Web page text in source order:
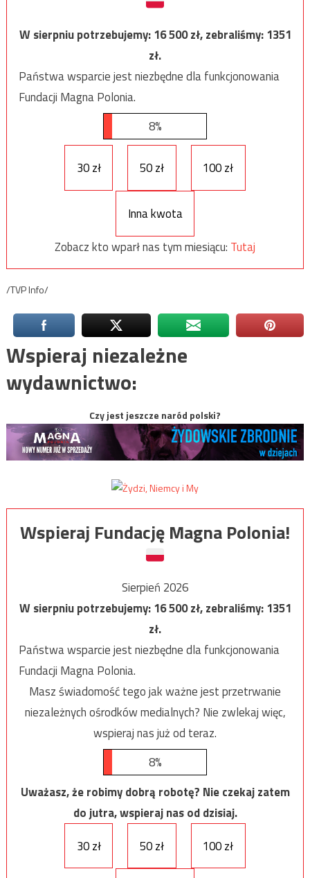
W sierpniu potrzebujemy:16 500zł, zebraliśmy:1351
zł.
Państwa wsparcie jest niezbędne dla funkcjonowania
Fundacji Magna Polonia.
8%
30 zł 50 zł 100 zł
Inna kwota
Zobacz kto wparł nas tym miesiącu: Tutaj
/TVP Info/
Wspieraj niezależne
wydawnictwo:
Czy jest jeszcze naród polski?
Wspieraj Fundację Magna Polonia!
Sierpień 2026
W sierpniu potrzebujemy:16 500zł, zebraliśmy:1351
zł.
Państwa wsparcie jest niezbędne dla funkcjonowania
Fundacji Magna Polonia.
Masz świadomość tego jak ważne jest przetrwanie
niezależnych ośrodków medialnych? Nie zwlekaj więc,
wspieraj nas już od teraz.
8%
Uważasz, że robimy dobrą robotę? Nie czekaj zatem
do jutra, wspieraj nas od dzisiaj.
30 zł
50 zł 100 zł